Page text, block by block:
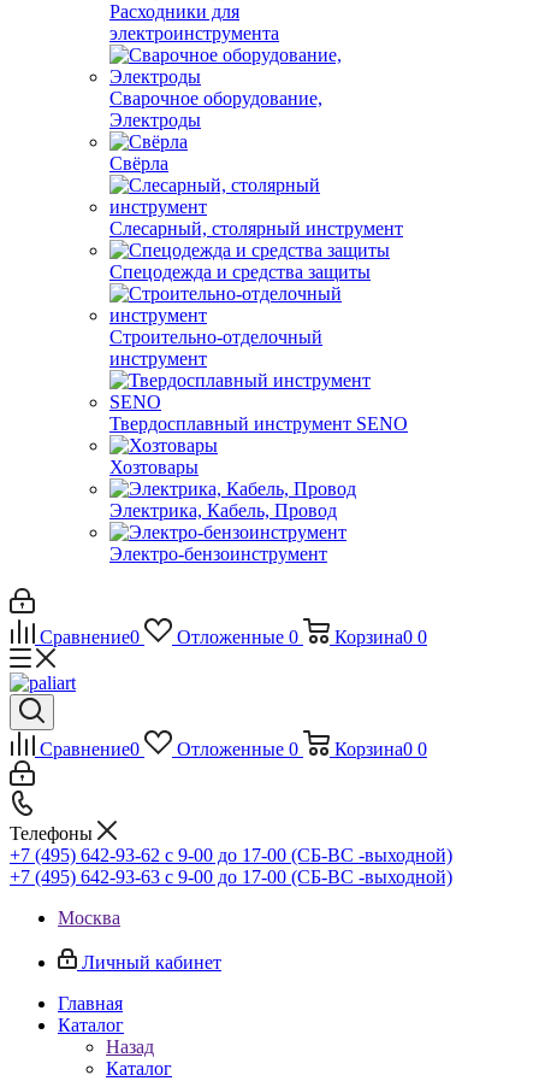
Расходники для
электроинструмента
Сварочное оборудование,
Электроды
Свёрла
Слесарный, столярный инструмент
Спецодежда и средства защиты
Строительно-отделочный
инструмент
Твердосплавный инструмент SENO
Хозтовары
Электрика, Кабель, Провод
Электро-бензоинструмент
Сравнение0 Отложенные 0 Корзина0 0
Сравнение0 Отложенные 0 Корзина0 0
Телефоны
+7 (495) 642-93-62 c 9-00 до 17-00 (СБ-ВС -выходной)
+7 (495) 642-93-63 c 9-00 до 17-00 (СБ-ВС -выходной)
Москва
Личный кабинет
Главная
Каталог
Назад
Каталог